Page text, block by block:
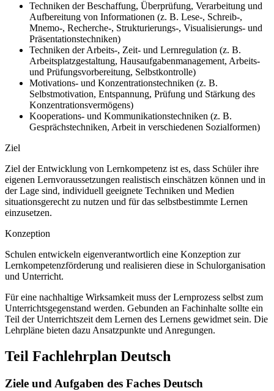
Techniken der Beschaffung, Überprüfung, Verarbeitung und
Aufbereitung von Informationen (z. B. Lese-, Schreib-,
Mnemo-, Recherche-, Strukturierungs-, Visualisierungs- und
Präsentationstechniken)
Techniken der Arbeits-, Zeit- und Lernregulation (z. B.
Arbeitsplatzgestaltung, Hausaufgabenmanagement, Arbeits-
und Prüfungsvorbereitung, Selbstkontrolle)
Motivations- und Konzentrationstechniken (z. B.
Selbstmotivation, Entspannung, Prüfung und Stärkung des
Konzentrationsvermögens)
Kooperations- und Kommunikationstechniken (z. B.
Gesprächstechniken, Arbeit in verschiedenen Sozialformen)
Ziel
Ziel der Entwicklung von Lernkompetenz ist es, dass Schüler ihre
eigenen Lernvoraussetzungen realistisch einschätzen können und in
der Lage sind, individuell geeignete Techniken und Medien
situationsgerecht zu nutzen und für das selbstbestimmte Lernen
einzusetzen.
Konzeption
Schulen entwickeln eigenverantwortlich eine Konzeption zur
Lernkompetenzförderung und realisieren diese in Schulorganisation
und Unterricht.
Für eine nachhaltige Wirksamkeit muss der Lernprozess selbst zum
Unterrichtsgegenstand werden. Gebunden an Fachinhalte sollte ein
Teil der Unterrichtszeit dem Lernen des Lernens gewidmet sein. Die
Lehrpläne bieten dazu Ansatzpunkte und Anregungen.
Teil Fachlehrplan Deutsch
Ziele und Aufgaben des Faches Deutsch